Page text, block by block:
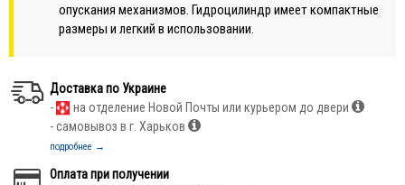
опускания механизмов. Гидроцилиндр имеет компактные
размеры и легкий в использовании.
Доставка по Украине
-
на отделение Новой Почты или курьером до двери
- самовывоз в г. Харьков
подробнее →
Оплата при получении